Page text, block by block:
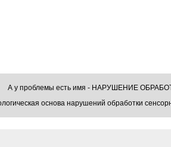
А у проблемы есть имя - НАРУШЕНИЕ
основа нарушений обработки